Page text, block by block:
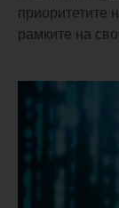
приоритетите
рамките на